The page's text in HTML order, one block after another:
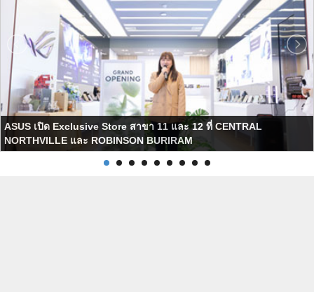
ASUS เปิด Exclusive Store สาขา 11 และ 12 ที่ CENTRAL
NORTHVILLE และ ROBINSON BURIRAM